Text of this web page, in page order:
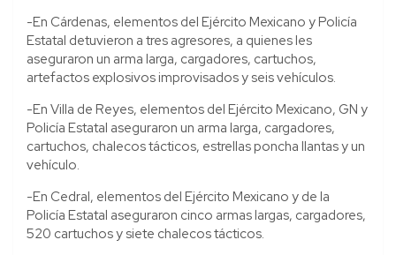
-En Cárdenas, elementos del Ejército Mexicano y Policía
Estatal detuvieron a tres agresores, a quienes les
aseguraron un arma larga, cargadores, cartuchos,
artefactos explosivos improvisados y seis vehículos.
-En Villa de Reyes, elementos del Ejército Mexicano, GN y
Policía Estatal aseguraron un arma larga, cargadores,
cartuchos, chalecos tácticos, estrellas poncha llantas y un
vehículo.
-En Cedral, elementos del Ejército Mexicano y de la
Policía Estatal aseguraron cinco armas largas, cargadores,
520 cartuchos y siete chalecos tácticos.